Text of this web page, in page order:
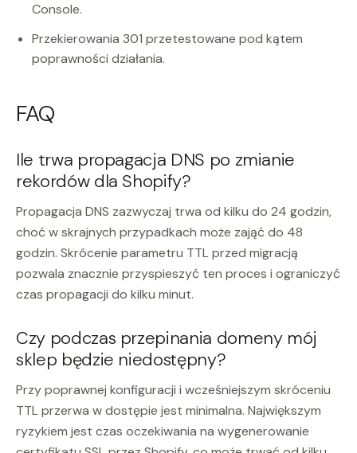
Console.
Przekierowania 301 przetestowane pod kątem
poprawności działania.
FAQ
Ile trwa propagacja DNS po zmianie
rekordów dla Shopify?
Propagacja DNS zazwyczaj trwa od kilku do 24 godzin,
choć w skrajnych przypadkach może zająć do 48
godzin. Skrócenie parametru TTL przed migracją
pozwala znacznie przyspieszyć ten proces i ograniczyć
czas propagacji do kilku minut.
Czy podczas przepinania domeny mój
sklep będzie niedostępny?
Przy poprawnej konfiguracji i wcześniejszym skróceniu
TTL przerwa w dostępie jest minimalna. Największym
ryzykiem jest czas oczekiwania na wygenerowanie